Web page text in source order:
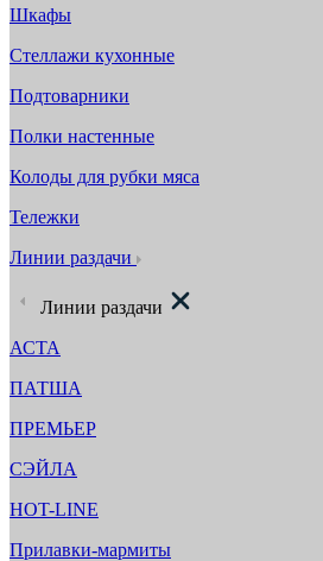
Шкафы
Стеллажи кухонные
Подтоварники
Полки настенные
Колоды для рубки мяса
Тележки
Линии раздачи
Линии раздачи
АСТА
ПАТША
ПРЕМЬЕР
СЭЙЛА
HOT-LINE
Прилавки-мармиты